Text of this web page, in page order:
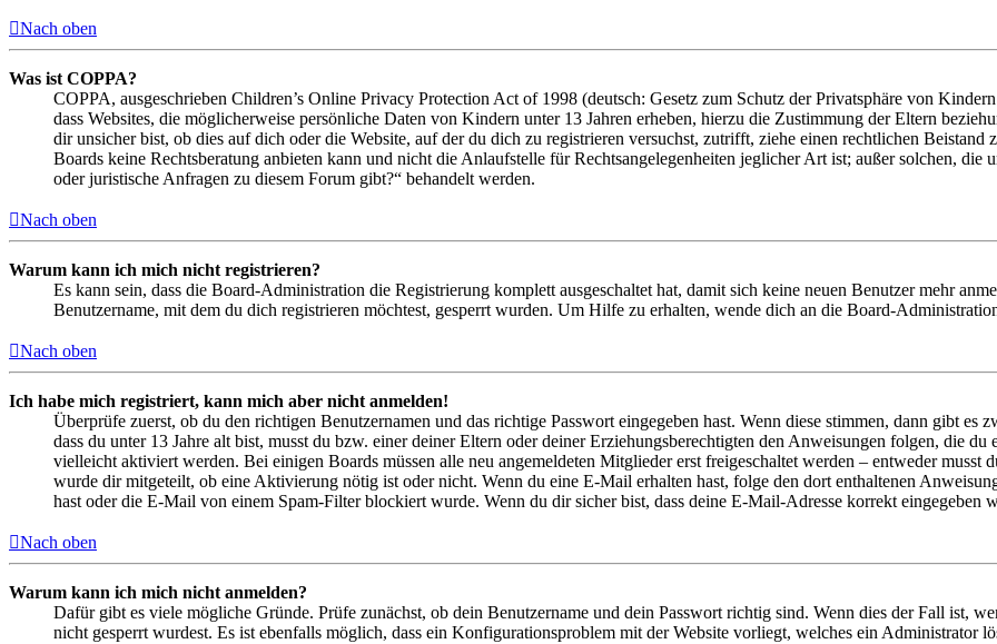
Nach oben
Was ist COPPA?
COPPA, ausgeschrieben Children’s Online Privacy Protection Act of 1998 (deutsch: Gesetz zum Schutz der Privatsphäre von
dass Websites, die möglicherweise persönliche Daten von Kindern unter 13 Jahren erheben, hierzu die Zustimmung der Eltern
dir unsicher bist, ob dies auf dich oder die Website, auf der du dich zu registrieren versuchst, zutrifft, ziehe einen rechtlichen
Boards keine Rechtsberatung anbieten kann und nicht die Anlaufstelle für Rechtsangelegenheiten jeglicher Art ist; außer solchen,
oder juristische Anfragen zu diesem Forum gibt?“ behandelt werden.
Nach oben
Warum kann ich mich nicht registrieren?
Es kann sein, dass die Board-Administration die Registrierung komplett ausgeschaltet hat, damit sich keine neuen Benutzer mehr
Benutzername, mit dem du dich registrieren möchtest, gesperrt wurden. Um Hilfe zu erhalten, wende dich an die Board-
Nach oben
Ich habe mich registriert, kann mich aber nicht anmelden!
Überprüfe zuerst, ob du den richtigen Benutzernamen und das richtige Passwort eingegeben hast. Wenn diese stimmen, dann gibt es
dass du unter 13 Jahre alt bist, musst du bzw. einer deiner Eltern oder deiner Erziehungsberechtigten den Anweisungen folgen, die
vielleicht aktiviert werden. Bei einigen Boards müssen alle neu angemeldeten Mitglieder erst freigeschaltet werden – entweder musst
wurde dir mitgeteilt, ob eine Aktivierung nötig ist oder nicht. Wenn du eine E-Mail erhalten hast, folge den dort enthaltenen
hast oder die E-Mail von einem Spam-Filter blockiert wurde. Wenn du dir sicher bist, dass deine E-Mail-Adresse korrekt eingegeben
Nach oben
Warum kann ich mich nicht anmelden?
Dafür gibt es viele mögliche Gründe. Prüfe zunächst, ob dein Benutzername und dein Passwort richtig sind. Wenn dies der Fall ist,
nicht gesperrt wurdest. Es ist ebenfalls möglich, dass ein Konfigurationsproblem mit der Website vorliegt, welches ein Administrator